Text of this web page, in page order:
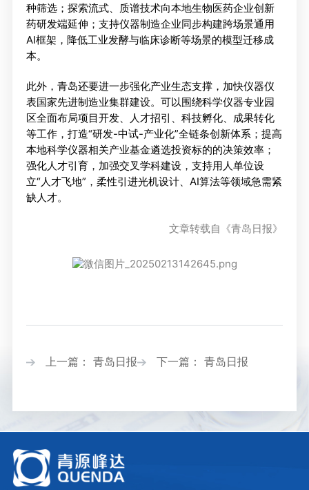
种筛选；探索流式、质谱技术向本地生物医药企业创新
药研发端延伸；支持仪器制造企业同步构建跨场景通用
AI框架，降低工业发酵与临床诊断等场景的模型迁移成
本。
此外，青岛还要进一步强化产业生态支撑，加快仪器仪
表国家先进制造业集群建设。可以围绕科学仪器专业园
区全面布局项目开发、人才招引、科技孵化、成果转化
等工作，打造“研发-中试-产业化”全链条创新体系；提高
本地科学仪器相关产业基金遴选投资标的的决策效率；
强化人才引育，加强交叉学科建设，支持用人单位设
立“人才飞地”，柔性引进光机设计、AI算法等领域急需紧
缺人才。
文章转载自《青岛日报》
上一篇： 青岛日报 下一篇： 青岛日报